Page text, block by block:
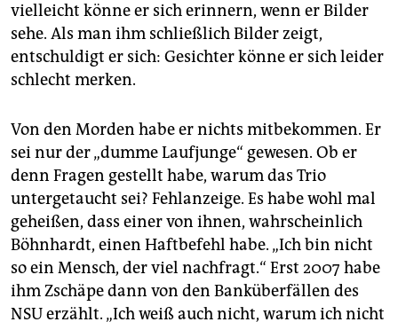
vielleicht könne er sich erinnern, wenn er Bilder
sehe. Als man ihm schließlich Bilder zeigt,
entschuldigt er sich: Gesichter könne er sich leider
schlecht merken.
Von den Morden habe er nichts mitbekommen. Er
sei nur der „dumme Laufjunge“ gewesen. Ob er
denn Fragen gestellt habe, warum das Trio
untergetaucht sei? Fehlanzeige. Es habe wohl mal
geheißen, dass einer von ihnen, wahrscheinlich
Böhnhardt, einen Haftbefehl habe. „Ich bin nicht
so ein Mensch, der viel nachfragt.“ Erst 2007 habe
ihm Zschäpe dann von den Banküberfällen des
NSU erzählt. „Ich weiß auch nicht, warum ich nicht